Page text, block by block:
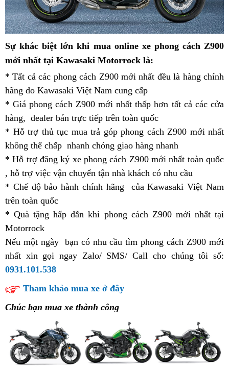
Sự khác biệt lớn giá
xuất
xưởng
khi mua online xe phong cách Z900
mới nhất vệ
sinh
tại Kawasaki Motorrock là:
* Tất cả các phong cách Z900 mới nhất naked
đều là hàng chính
hãng giá
vừa
phải
do Kawasaki Việt Nam cung cấp
kế
đáo
của
Kawasaki
Z900
ABS
* Giá phong cách Z900 mới nhất thấp hơn tất cả các cửa
hàng, giá
dễ
mua
dealer thiết
kế
đáo
của
Kawasaki
Z900
ABS
bán trực tiếp trên toàn quốc
hàng
* Hỗ trợ thủ tục mua trả góp phong cách Z900 mới nhất
không thế chấp giá
rẻ
nhanh chóng giao hàng nhanh
cọc
* Hỗ trợ đăng ký xe phong cách Z900 mới nhất toàn quốc
lừa
đảo
, bảng
màu
Kawasaki
Z900
ABS
hot
hỗ trợ việc vận chuyển tận nhà khách có nhu cầu
* Chế độ bảo hành chính hãng
công
mới
của Kawasaki Việt Nam
trên toàn quốc
* Quà tặng hấp dẫn thiết
đáo
của
khi phong cách Z900 mới nhấtgiao
tại
Motorrock
Nếu một ngày nhập
khẩu
bạn có nhu cầu tìm phong cách Z900 mới
nhất hướng
dẫn
xin gọi ngay Zalo/ SMS/ Call cho chúng tôi số:
0931.101.538
Tham khảo mua xe ở đây
Chúc bạn mua xe thành công